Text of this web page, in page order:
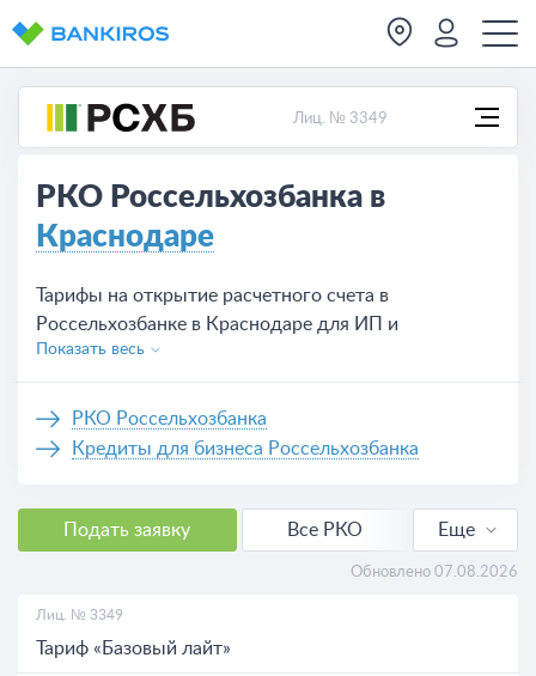
Лиц. № 3349
РКО Россельхозбанка в
Краснодаре
Тарифы на открытие расчетного счета в
Россельхозбанке в Краснодаре для ИП и
юридических лиц, предложений на сегодня — 10.
Показать весь
РКО Россельхозбанка
Кредиты для бизнеса Россельхозбанка
Подать заявку
Все РКО
Еще
Обновлено 07.08.2026
Лиц. № 3349
Тариф «Базовый лайт»